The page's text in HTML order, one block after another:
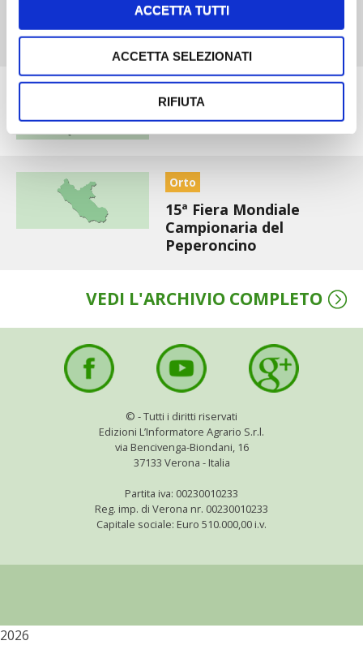
ACCETTA TUTTI
ACCETTA SELEZIONATI
RIFIUTA
La Nuova Millenaria
Fiera di Sant’Alessandro
Orto
15ª Fiera Mondiale
Campionaria del
Peperoncino
VEDI L'ARCHIVIO COMPLETO
© - Tutti i diritti riservati
Edizioni L’Informatore Agrario S.r.l.
via Bencivenga-Biondani, 16
37133 Verona - Italia
Partita iva: 00230010233
Reg. imp. di Verona nr. 00230010233
Capitale sociale: Euro 510.000,00 i.v.
2026